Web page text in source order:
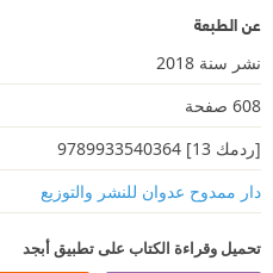
عن الطبعة
نشر سنة 2018
608 صفحة
[ردمك 13] 9789933540364
دار ممدوح عدوان للنشر والتوزيع
تحميل وقراءة الكتاب على تطبيق أبجد